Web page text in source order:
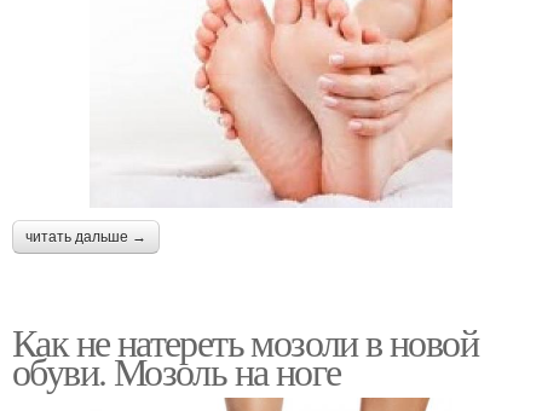
читать дальше →
Как не натереть мозоли в новой
обуви. Мозоль на ноге